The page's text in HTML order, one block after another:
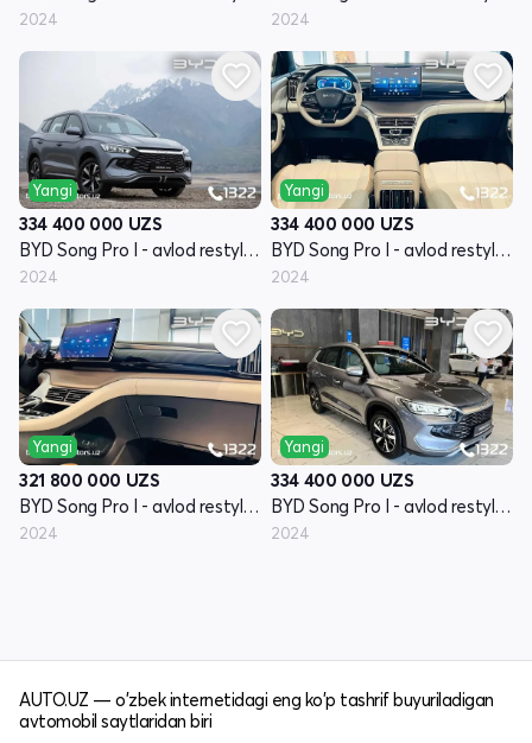
2024 2024
Yangi
334 400 000 UZS
BYD Song Pro I - avlod restyling
2024
Yangi
334 400 000 UZS
BYD Song Pro I - avlod restyling
2024
Yangi
321 800 000 UZS
BYD Song Pro I - avlod restyling
2024
Yangi
334 400 000 UZS
BYD Song Pro I - avlod restyling
2024
AUTO.UZ — o'zbek internetidagi eng ko'p tashrif buyuriladigan
avtomobil saytlaridan biri